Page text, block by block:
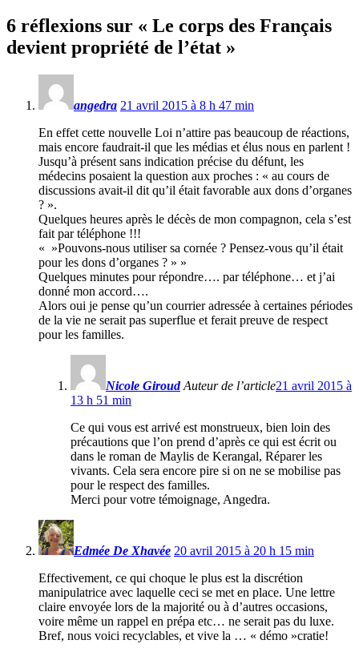
6 réflexions sur « Le corps des Français
devient propriété de l’état »
angedra 21 avril 2015 à 8 h 47 min
En effet cette nouvelle Loi n’attire pas beaucoup de réactions,
mais encore faudrait-il que les médias et élus nous en parlent !
Jusqu’à présent sans indication précise du défunt, les
médecins posaient la question aux proches : « au cours de
discussions avait-il dit qu’il était favorable aux dons d’organes
? ».
Quelques heures après le décès de mon compagnon, cela s’est
fait par téléphone !!!
« »Pouvons-nous utiliser sa cornée ? Pensez-vous qu’il était
pour les dons d’organes ? » »
Quelques minutes pour répondre…. par téléphone… et j’ai
donné mon accord….
Alors oui je pense qu’un courrier adressée à certaines périodes
de la vie ne serait pas superflue et ferait preuve de respect
pour les familles.
Nicole Giroud Auteur de l’article21 avril 2015 à
13 h 51 min
Ce qui vous est arrivé est monstrueux, bien loin des
précautions que l’on prend d’après ce qui est écrit ou
dans le roman de Maylis de Kerangal, Réparer les
vivants. Cela sera encore pire si on ne se mobilise pas
pour le respect des familles.
Merci pour votre témoignage, Angedra.
Edmée De Xhavée 20 avril 2015 à 20 h 15 min
Effectivement, ce qui choque le plus est la discrétion
manipulatrice avec laquelle ceci se met en place. Une lettre
claire envoyée lors de la majorité ou à d’autres occasions,
voire même un rappel en prépa etc… ne serait pas du luxe.
Bref, nous voici recyclables, et vive la … « démo »cratie!